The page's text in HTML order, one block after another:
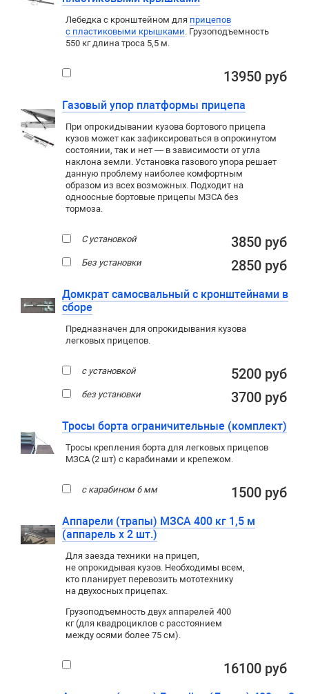
Лебедка c кронштейном для прицепов
с пластиковыми крышками. Грузоподъемность
550 кг длина троса 5,5 м.
13950 руб
Газовый упор платформы прицепа
При опрокидывании кузова бортового прицепа
кузов может как зафиксироваться в опрокинутом
состоянии, так и нет — в зависимости от угла
наклона земли. Установка газового упора решает
данную проблему наиболее комфортным
образом из всех возможных. Подходит на
одноосные бортовые прицепы МЗСА без
тормоза.
С установкой 3850 руб
Без установки 2850 руб
Домкрат самосвальный с кронштейнами в
сборе
Предназначен для опрокидывания кузова
легковых прицепов.
с установкой 5200 руб
без установки 3700 руб
Тросы борта ограничительные (комплект)
Тросы крепления борта для легковых прицепов
МЗСА (2 шт) с карабинами и крепежом.
с карабином 6 мм 1500 руб
Аппарели (трапы) МЗСА 400 кг 1,5 м
(аппарель х 2 шт.)
Для заезда техники на прицеп,
не опрокидывая кузов. Необходимы всем,
кто планирует перевозить мототехнику
на двухосных прицепах.
Грузоподъемность двух аппарелей 400
кг (для квадроциклов с расстоянием
между осями более 75 см).
16100 руб